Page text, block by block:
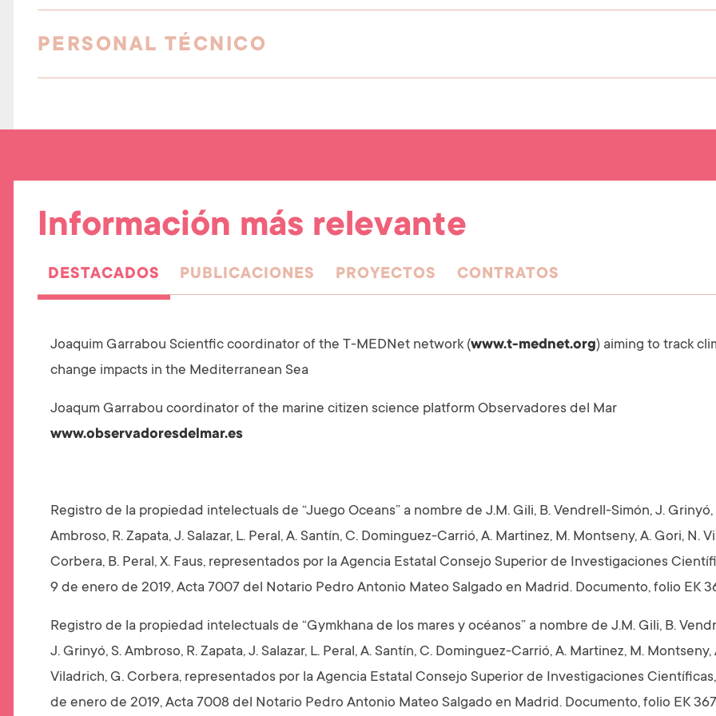
PERSONAL TÉCNICO
Información más relevante
DESTACADOS
(
C
T
E
B
)
PUBLICACIONES PROYECTOS CONTRATOS
Joaquim Garrabou Scientfic coordinator of the T-MEDNet network (www.t-mednet.org) aiming to track
change impacts in the Mediterranean Sea
Joaqum Garrabou coordinator of the marine citizen science platform Observadores del Mar
www.observadoresdelmar.es
Registro de la propiedad intelectuals de “Juego Oceans” a nombre de J.M. Gili, B. Vendrell-Simón, J. Grinyó,
Ambroso, R. Zapata, J. Salazar, L. Peral, A. Santín, C. Dominguez-Carrió, A. Martinez, M. Montseny, A. Gori, N.
Corbera, B. Peral, X. Faus, representados por la Agencia Estatal Consejo Superior de Investigaciones
9 de enero de 2019, Acta 7007 del Notario Pedro Antonio Mateo Salgado en Madrid. Documento, folio EK
Registro de la propiedad intelectuals de “Gymkhana de los mares y océanos” a nombre de J.M. Gili, B.
J. Grinyó, S. Ambroso, R. Zapata, J. Salazar, L. Peral, A. Santín, C. Dominguez-Carrió, A. Martinez, M. Montseny,
Viladrich, G. Corbera, representados por la Agencia Estatal Consejo Superior de Investigaciones
de enero de 2019, Acta 7008 del Notario Pedro Antonio Mateo Salgado en Madrid. Documento, folio EK